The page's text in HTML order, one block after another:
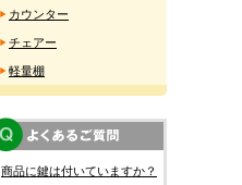
カウンター
チェアー
軽量棚
商品に鍵は付いていますか？